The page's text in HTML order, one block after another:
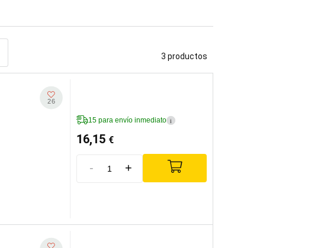
3 productos
26
15 para envío inmediato i
16,15 €
- +